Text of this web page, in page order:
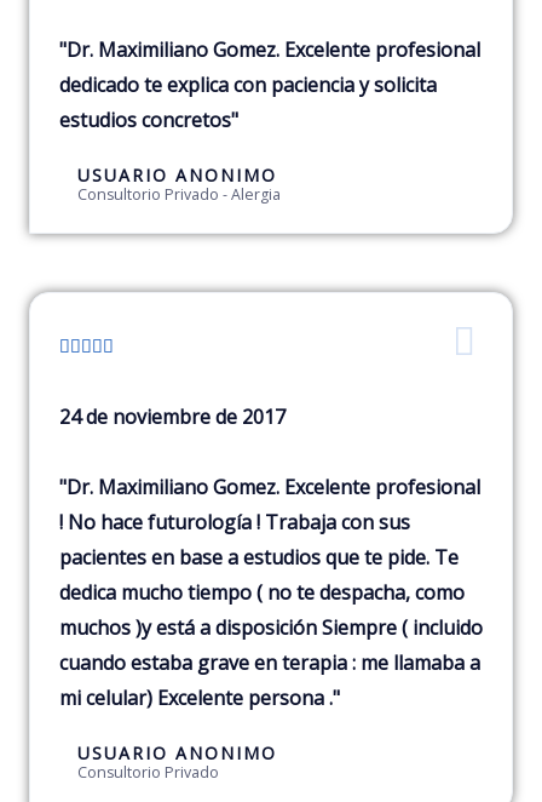
"Dr. Maximiliano Gomez. Excelente profesional
dedicado te explica con paciencia y solicita
estudios concretos"
USUARIO ANONIMO
Consultorio Privado - Alergia
    
24 de noviembre de 2017
"Dr. Maximiliano Gomez. Excelente profesional
! No hace futurología ! Trabaja con sus
pacientes en base a estudios que te pide. Te
dedica mucho tiempo ( no te despacha, como
muchos )y está a disposición Siempre ( incluido
cuando estaba grave en terapia : me llamaba a
mi celular) Excelente persona ."
USUARIO ANONIMO
Consultorio Privado